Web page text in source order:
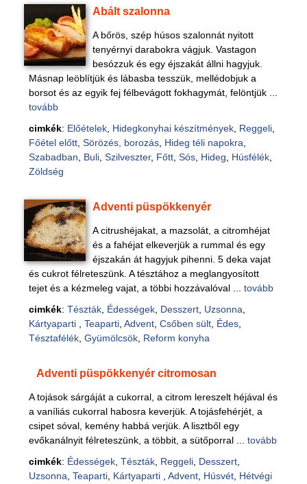
Abált szalonna
A bőrös, szép húsos szalonnát nyitott
tenyérnyi darabokra vágjuk. Vastagon
besózzuk és egy éjszakát állni hagyjuk.
Másnap leöblítjük és lábasba tesszük, mellédobjuk a
borsot és az egyik fej félbevágott fokhagymát, felöntjük ...
tovább
cimkék: Előételek, Hidegkonyhai készítmények, Reggeli,
Főétel előtt, Sörözés, borozás, Hideg téli napokra
Szabadban
Buli, Szilveszter, Főtt, Sós, Hideg Húsfélék,
Zöldség
Adventi püspökkenyér
A citrushéjakat, a mazsolát, a citromhéjat
és a fahéjat elkeverjük a rummal és egy
éjszakán át hagyjuk pihenni. 5 deka vajat
és cukrot félreteszünk. A tésztához a meglangyosított
tejet és a kézmeleg vajat, a többi hozzávalóval ... tovább
cimkék: Tészták, Édességek, Desszert, Uzsonna
Kártyaparti
Teaparti, Advent, Csőben sült, Édes,
Tésztafélék, Gyümölcsök, Reform konyha
Adventi püspökkenyér citromosan
A tojások sárgáját a cukorral, a citrom lereszelt héjával és
a vaníliás cukorral habosra keverjük. A tojásfehérjét, a
csipet sóval, kemény habbá verjük. A lisztből egy
evőkanálnyit félreteszünk, a többit, a sütőporral ... tovább
cimkék: Édességek, Tészták, Reggeli, Desszert,
Uzsonna Teaparti, Kártyaparti Advent, Húsvét, Hétvégi